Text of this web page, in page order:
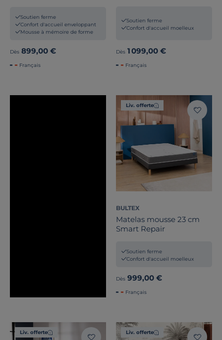
Soutien ferme
Confort d'accueil enveloppant
Mousse à mémoire de forme
Dès 899,00 €
Français
Soutien ferme
Confort d'accueil moelleux
Dès 1 099,00 €
Français
Liv. offerte
BULTEX
Matelas mousse 23 cm
Smart Repair
Soutien ferme
Confort d'accueil moelleux
Dès 999,00 €
Français
Liv. offerte Liv. offerte